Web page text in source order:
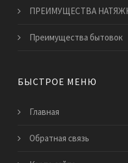
​ПРЕИМУЩЕСТВА
Преимущества бытовок
БЫСТРОЕ МЕНЮ
Главная
Обратная связь